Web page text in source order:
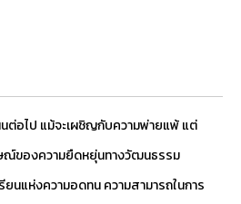
อไป แม้จะเผชิญกับความพ่ายแพ้ แต่
ของความยืดหยุ่นทางวัฒนธรรม
นแห่งความอดทน ความสามารถในการ